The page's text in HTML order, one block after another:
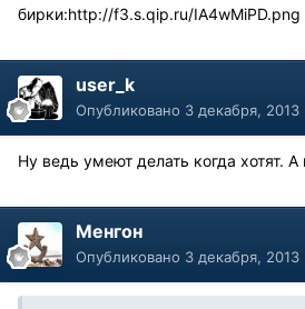
бирки:http://f3.s.qip.ru/IA4wMiPD.png
user_k
Опубликовано 3 декабря, 2013
Ну ведь умеют делать когда хотят. А
Менгон
Опубликовано 3 декабря, 2013